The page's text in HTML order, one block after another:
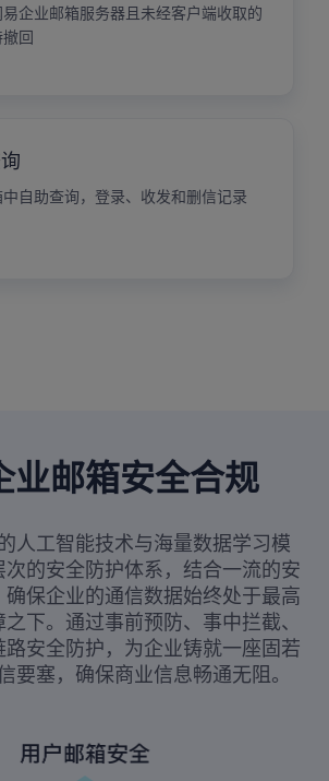
企业邮箱服务器且未经客户端收取的
回
自助查询，登录、收发和删信记录
业邮箱安全合规
人工智能技术与海量数据学习模
的安全防护体系，结合一流的安
保企业的通信数据始终处于最高
下。通过事前预防、事中拦截、
安全防护，为企业铸就一座固若
要塞，确保商业信息畅通无阻。